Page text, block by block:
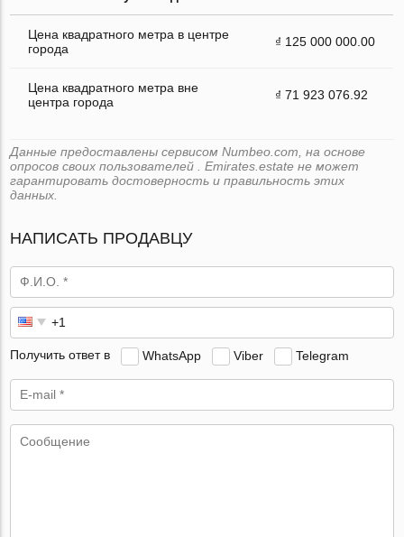
Цена квадратного метра в центре
города
₫ 125 000 000.00
Цена квадратного метра вне
центра города
₫ 71 923 076.92
Данные предоставлены сервисом Numbeo.com, на основе
опросов своих пользователей . Emirates.estate не может
гарантировать достоверность и правильность этих
данных.
НАПИСАТЬ ПРОДАВЦУ
Получить ответ в WhatsApp Viber Telegram